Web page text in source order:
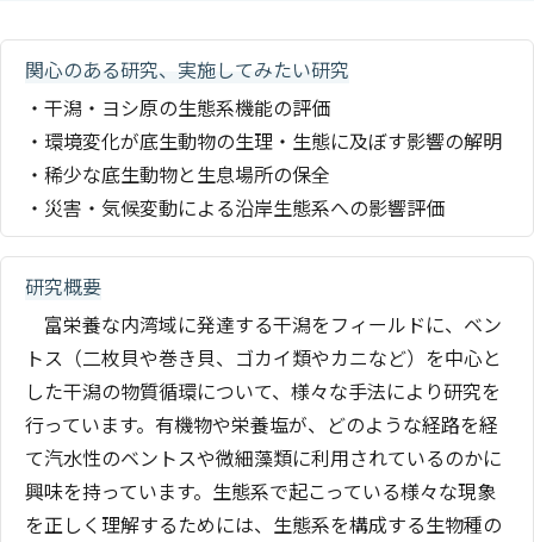
関心のある研究、実施してみたい研究
・干潟・ヨシ原の生態系機能の評価
・環境変化が底生動物の生理・生態に及ぼす影響の解明
・稀少な底生動物と生息場所の保全
・災害・気候変動による沿岸生態系への影響評価
研究概要
富栄養な内湾域に発達する干潟をフィールドに、ベン
トス（二枚貝や巻き貝、ゴカイ類やカニなど）を中心と
した干潟の物質循環について、様々な手法により研究を
行っています。有機物や栄養塩が、どのような経路を経
て汽水性のベントスや微細藻類に利用されているのかに
興味を持っています。生態系で起こっている様々な現象
を正しく理解するためには、生態系を構成する生物種の